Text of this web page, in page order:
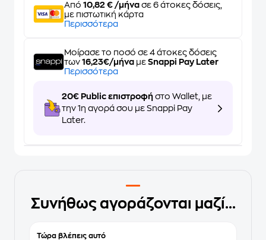
Από 10,82 € /μήνα σε 6 άτοκες δόσεις,
με πιστωτική κάρτα
Περισσότερα
Μοίρασε το ποσό σε 4 άτοκες δόσεις
των 16,23€/μήνα με Snappi Pay Later
Περισσότερα
20€ Public επιστροφή στο Wallet, με
την 1η αγορά σου με Snappi Pay
Later.
Συνήθως αγοράζονται μαζί...
Τώρα βλέπεις αυτό